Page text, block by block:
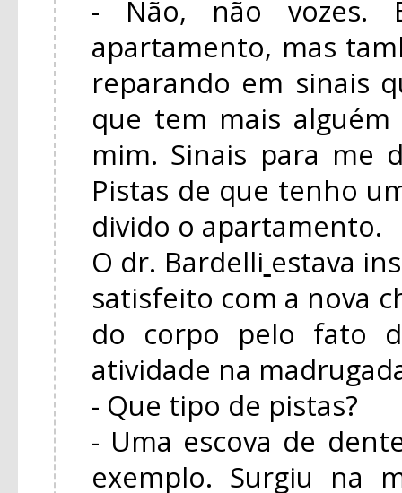
- Não, não vozes.
apartamento, mas
reparando em sinais
que tem mais
mim. Sinais para me
Pistas de que tenho
divido o apartamento.
O dr. Bardelli estava
satisfeito com a nova
do corpo pelo fato
atividade na
- Que tipo de pistas?
- Uma escova de
exemplo. Surgiu na